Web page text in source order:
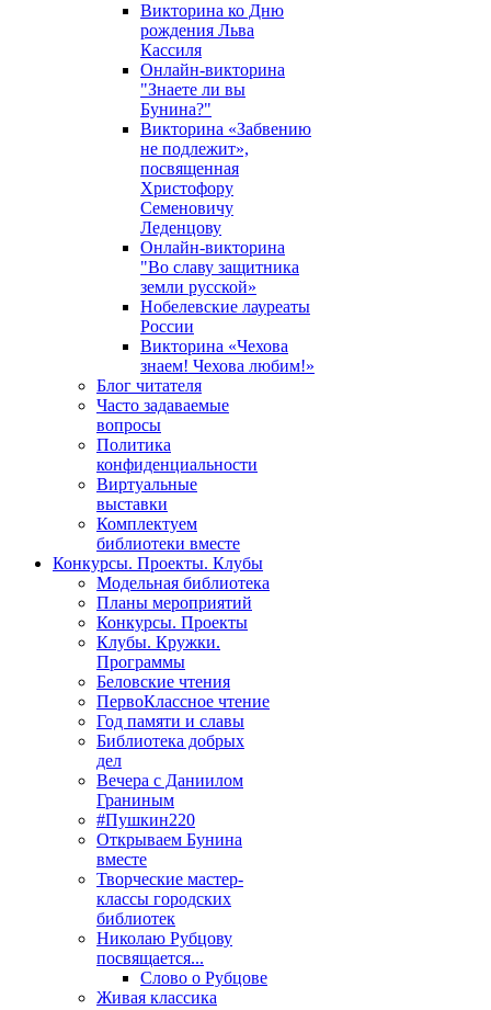
Викторина ко Дню
рождения Льва
Кассиля
Онлайн-викторина
"Знаете ли вы
Бунина?"
Викторина «Забвению
не подлежит»,
посвященная
Христофору
Семеновичу
Леденцову
Онлайн-викторина
"Во славу защитника
земли русской»
Нобелевские лауреаты
России
Викторина «Чехова
знаем! Чехова любим!»
Блог читателя
Часто задаваемые
вопросы
Политика
конфиденциальности
Виртуальные
выставки
Комплектуем
библиотеки вместе
Конкурсы. Проекты. Клубы
Модельная библиотека
Планы мероприятий
Конкурсы. Проекты
Клубы. Кружки.
Программы
Беловские чтения
ПервоКлассное чтение
Год памяти и славы
Библиотека добрых
дел
Вечера с Даниилом
Граниным
#Пушкин220
Открываем Бунина
вместе
Творческие мастер-
классы городских
библиотек
Николаю Рубцову
посвящается...
Слово о Рубцове
Живая классика